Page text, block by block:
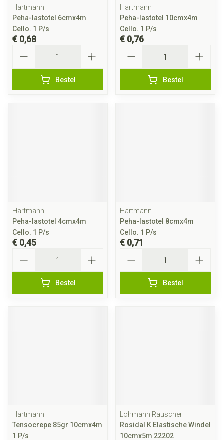
Hartmann
Peha-lastotel 6cmx4m
Cello. 1 P/s
€ 0,68
Bestel
Hartmann
Peha-lastotel 10cmx4m
Cello. 1 P/s
€ 0,76
Bestel
Hartmann
Peha-lastotel 4cmx4m
Cello. 1 P/s
€ 0,45
Bestel
Hartmann
Peha-lastotel 8cmx4m
Cello. 1 P/s
€ 0,71
Bestel
Hartmann
Tensocrepe 85gr 10cmx4m
1 P/s
Lohmann Rauscher
Rosidal K Elastische Windel
10cmx5m 22202